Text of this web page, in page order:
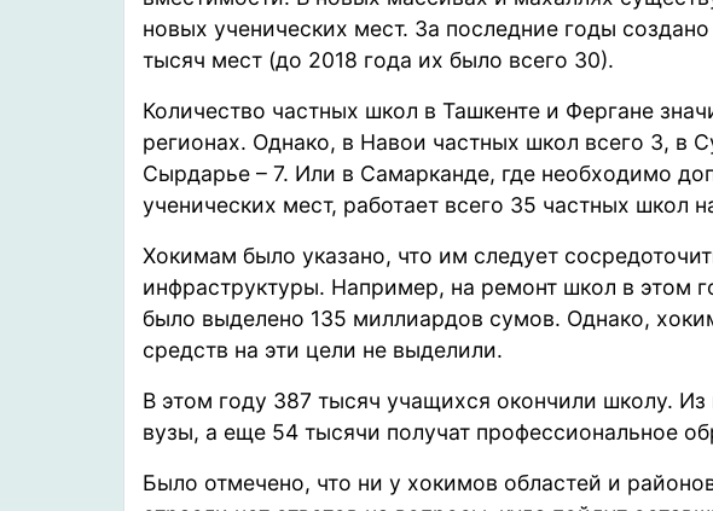
новых ученических мест. За последние годы
тысяч мест (до 2018 года их было всего 30).
Количество частных школ в Ташкенте и Фергане
регионах. Однако, в Навои частных школ всего 3, в
Сырдарье – 7. Или в Самарканде, где необходимо
ученических мест, работает всего 35 частных школ
Хокимам было указано, что им следует
инфраструктуры. Например, на ремонт школ в этом
было выделено 135 миллиардов сумов. Однако,
средств на эти цели не выделили.
В этом году 387 тысяч учащихся окончили школу. Из
вузы, а еще 54 тысячи получат профессиональное
Было отмечено, что ни у хокимов областей и